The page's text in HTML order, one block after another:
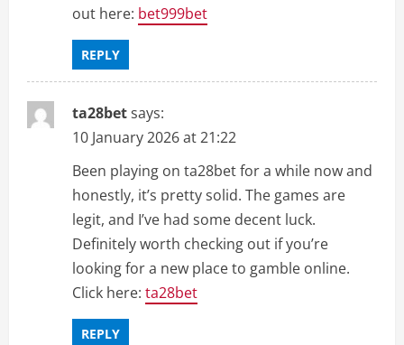
out here: bet999bet
REPLY
ta28betsays:
10 January 2026 at 21:22
Been playing on ta28bet for a while now and
honestly, it’s pretty solid. The games are
legit, and I’ve had some decent luck.
Definitely worth checking out if you’re
looking for a new place to gamble online.
Click here: ta28bet
REPLY